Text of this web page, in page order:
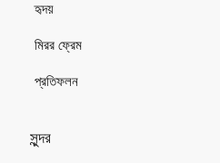
হৃদয়
মিরর ফ্রেম
প্রতিফলন
সুন্দর